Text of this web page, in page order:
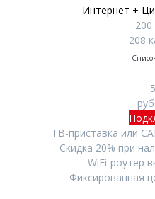
Интернет +
208
ТВ-приставка или
Скидка 20% при
WiFi-роутер
Фиксированная